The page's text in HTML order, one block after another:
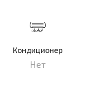
Кондиционер
Нет